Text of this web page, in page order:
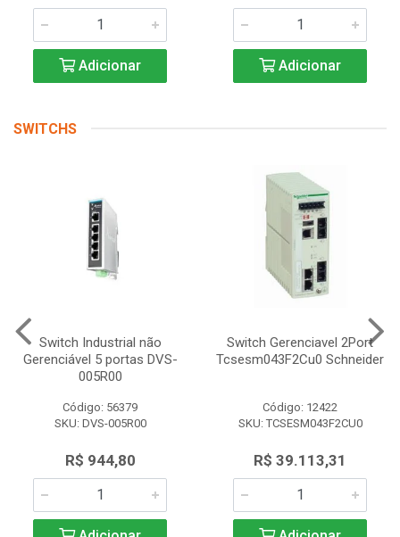
Adicionar Adicionar
SWITCHS
Switch Industrial não
Gerenciável 5 portas DVS-
005R00
Código: 56379
SKU: DVS-005R00
R$ 944,80
Switch Gerenciavel 2Port
Tcsesm043F2Cu0 Schneider
Código: 12422
SKU: TCSESM043F2CU0
R$ 39.113,31